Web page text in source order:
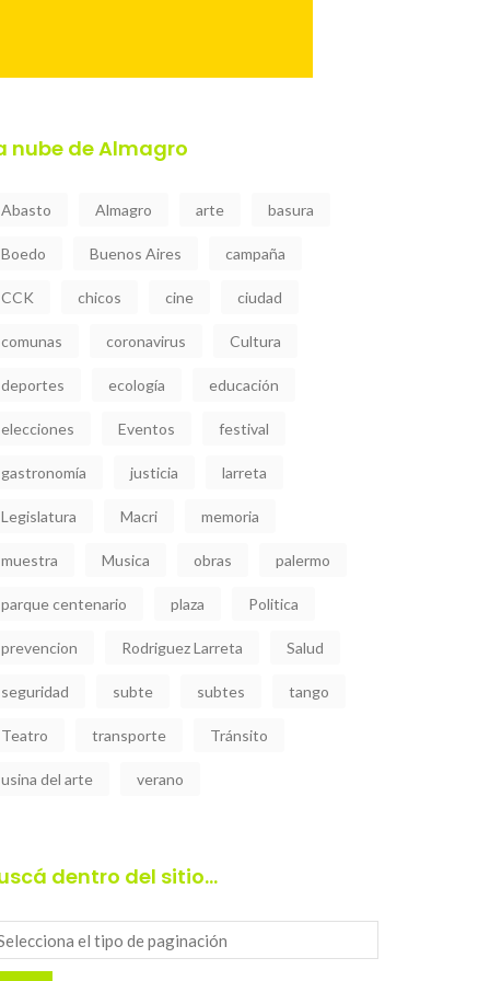
nube de Almagro
Abasto Almagro arte basura
Boedo Buenos Aires campaña
CCK chicos cine ciudad
comunas coronavirus Cultura
deportes ecología educación
elecciones Eventos festival
gastronomía justicia larreta
Legislatura Macri memoria
muestra Musica obras palermo
parque centenario plaza Politica
prevencion Rodriguez Larreta Salud
seguridad subte subtes tango
Teatro transporte Tránsito
usina del arte verano
dentro del sitio…